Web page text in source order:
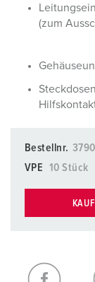
(zum
Bestellnr. 3790
VPE
10 Stück